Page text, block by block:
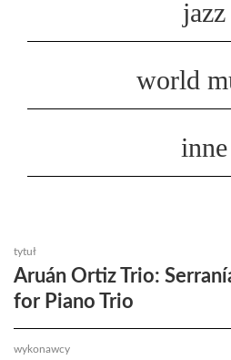
jazz
world
inne
tytuł
Aruán Ortiz Trio:
for Piano Trio
wykonawcy